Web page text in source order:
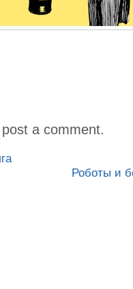
a comment.
Роботы и